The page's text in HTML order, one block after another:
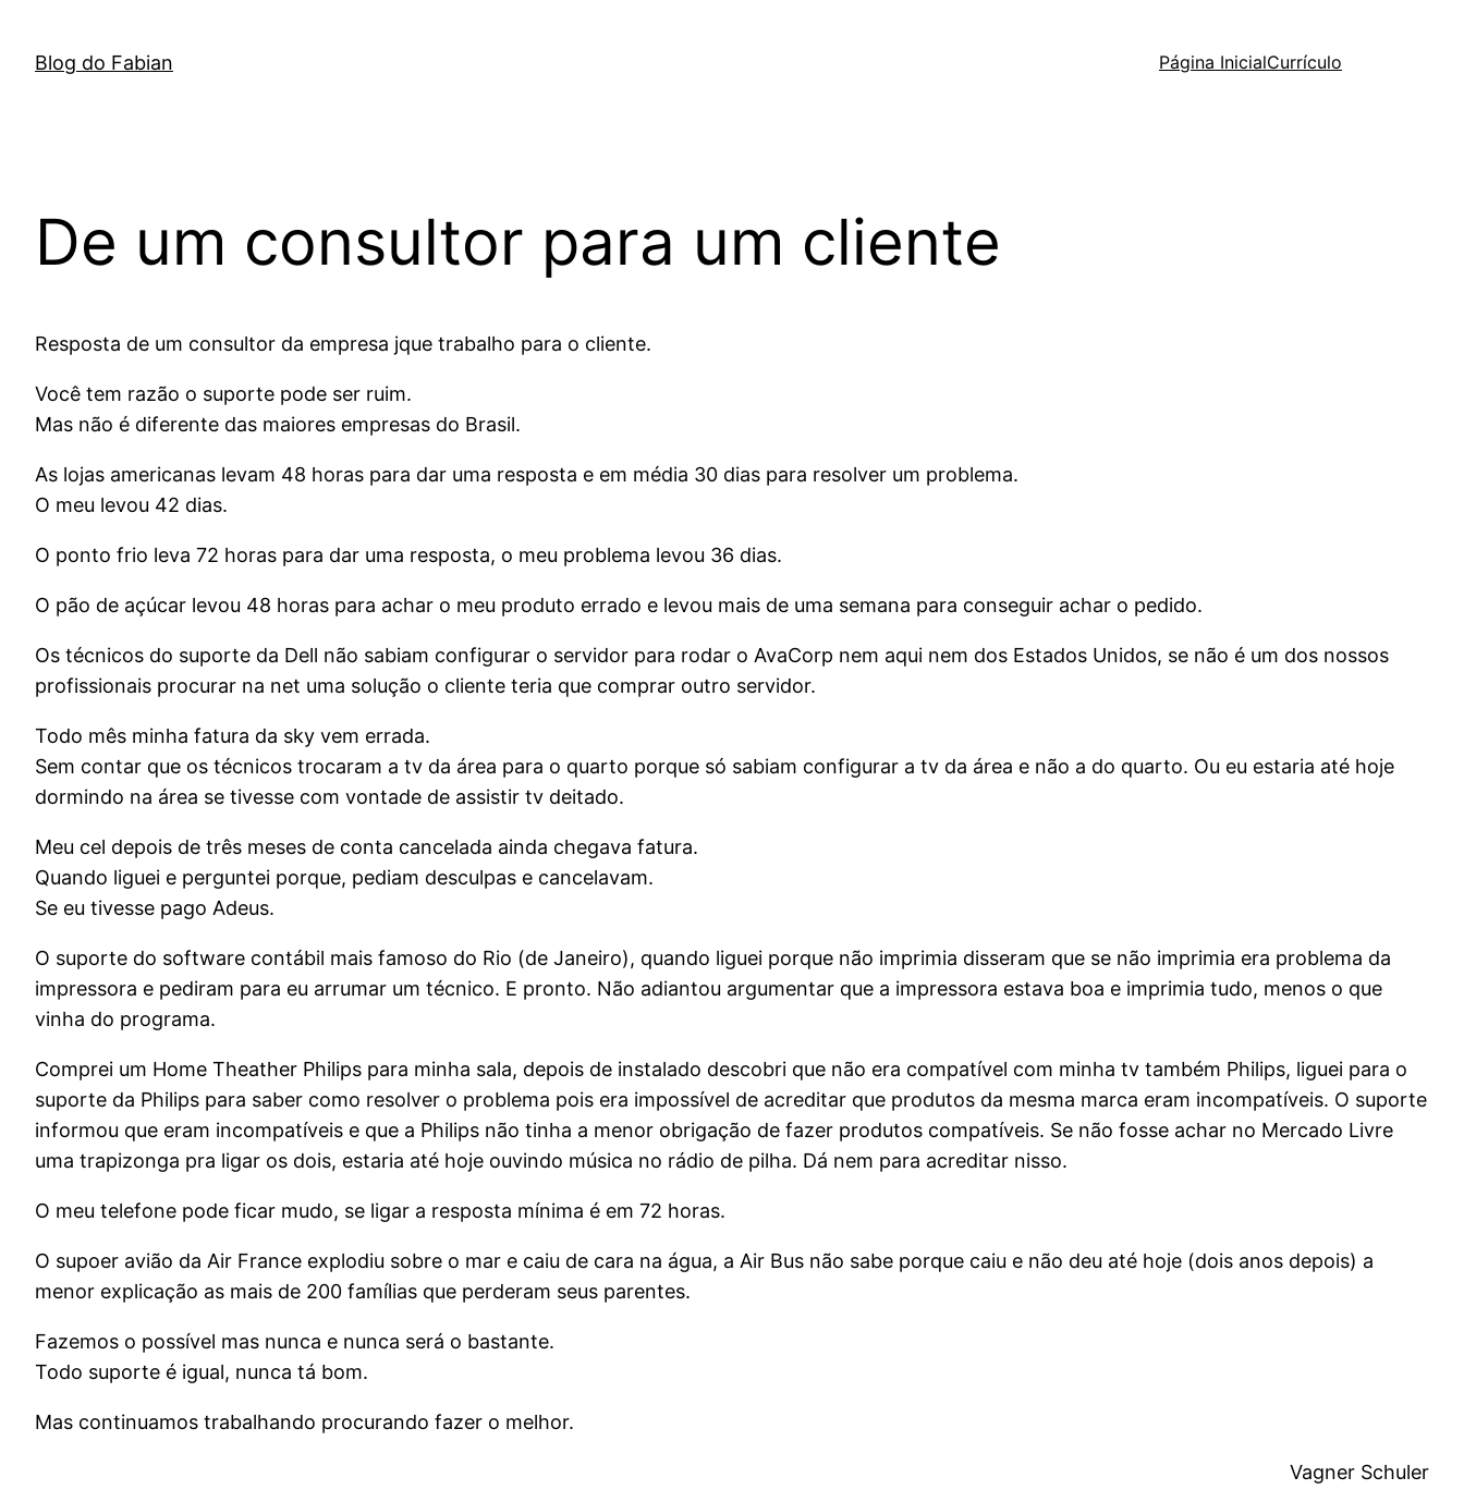
Blog do Fabian Página InicialCurrículo
De um consultor para um cliente
Resposta de um consultor da empresa jque trabalho para o cliente.
Você tem razão o suporte pode ser ruim.
Mas não é diferente das maiores empresas do Brasil.
As lojas americanas levam 48 horas para dar uma resposta e em média 30 dias para resolver um problema.
O meu levou 42 dias.
O ponto frio leva 72 horas para dar uma resposta, o meu problema levou 36 dias.
O pão de açúcar levou 48 horas para achar o meu produto errado e levou mais de uma semana para conseguir achar o pedido.
Os técnicos do suporte da Dell não sabiam configurar o servidor para rodar o AvaCorp nem aqui nem dos Estados Unidos, se não é um dos nossos
profissionais procurar na net uma solução o cliente teria que comprar outro servidor.
Todo mês minha fatura da sky vem errada.
Sem contar que os técnicos trocaram a tv da área para o quarto porque só sabiam configurar a tv da área e não a do quarto. Ou eu estaria até hoje
dormindo na área se tivesse com vontade de assistir tv deitado.
Meu cel depois de três meses de conta cancelada ainda chegava fatura.
Quando liguei e perguntei porque, pediam desculpas e cancelavam.
Se eu tivesse pago Adeus.
O suporte do software contábil mais famoso do Rio (de Janeiro), quando liguei porque não imprimia disseram que se não imprimia era problema da
impressora e pediram para eu arrumar um técnico. E pronto. Não adiantou argumentar que a impressora estava boa e imprimia tudo, menos o que
vinha do programa.
Comprei um Home Theather Philips para minha sala, depois de instalado descobri que não era compatível com minha tv também Philips, liguei para o
suporte da Philips para saber como resolver o problema pois era impossível de acreditar que produtos da mesma marca eram incompatíveis. O suporte
informou que eram incompatíveis e que a Philips não tinha a menor obrigação de fazer produtos compatíveis. Se não fosse achar no Mercado Livre
uma trapizonga pra ligar os dois, estaria até hoje ouvindo música no rádio de pilha. Dá nem para acreditar nisso.
O meu telefone pode ficar mudo, se ligar a resposta mínima é em 72 horas.
O supoer avião da Air France explodiu sobre o mar e caiu de cara na água, a Air Bus não sabe porque caiu e não deu até hoje (dois anos depois) a
menor explicação as mais de 200 famílias que perderam seus parentes.
Fazemos o possível mas nunca e nunca será o bastante.
Todo suporte é igual, nunca tá bom.
Mas continuamos trabalhando procurando fazer o melhor.
Vagner Schuler